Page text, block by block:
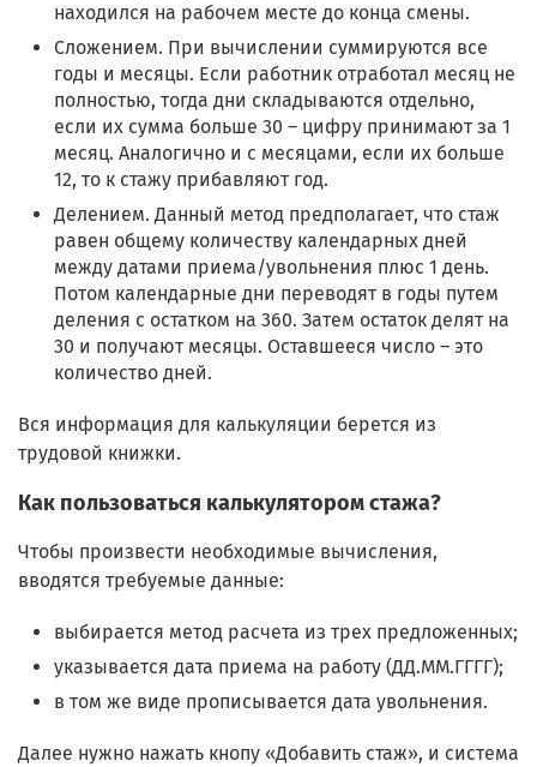
находился на рабочем месте до конца смены.
Сложением. При вычислении суммируются все
годы и месяцы. Если работник отработал месяц не
полностью, тогда дни складываются отдельно,
если их сумма больше 30 – цифру принимают за 1
месяц. Аналогично и с месяцами, если их больше
12, то к стажу прибавляют год.
Делением. Данный метод предполагает, что стаж
равен общему количеству календарных дней
между датами приема/увольнения плюс 1 день.
Потом календарные дни переводят в годы путем
деления с остатком на 360. Затем остаток делят на
30 и получают месяцы. Оставшееся число – это
количество дней.
Вся информация для калькуляции берется из
трудовой книжки.
Как пользоваться калькулятором стажа?
Чтобы произвести необходимые вычисления,
вводятся требуемые данные:
выбирается метод расчета из трех предложенных;
указывается дата приема на работу (ДД.ММ.ГГГГ);
в том же виде прописывается дата увольнения.
Далее нужно нажать кнопу «Добавить стаж», и система